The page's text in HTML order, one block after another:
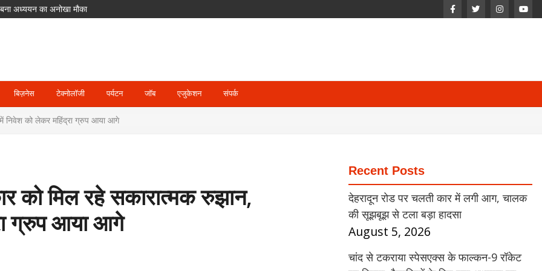
अध्ययन का अनोखा मौका
से बाहर; जॉस बटलर संभालेंगे कप्तानी
में पहुंच रहे श्रद्धालु
बिज़नेस टेक्नोलॉजी पर्यटन जॉब एजुकेशन संपर्क
निवेश को लेकर महिंद्रा ग्रुप आया आगे
मिल रहे सकारात्मक रुझान,
ग्रुप आया आगे
Recent Posts
देहरादून रोड पर चलती कार में लगी आग, चालक
की सूझबूझ से टला बड़ा हादसा
August 5, 2026
चांद से टकराया स्पेसएक्स के फाल्कन-9 रॉकेट